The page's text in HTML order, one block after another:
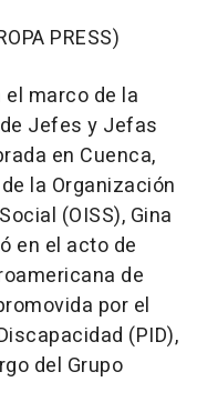
PRESS)
el marco de la
Jefes y Jefas
en Cuenca,
la Organización
(OISS), Gina
en el acto de
de
por el
(PID),
del Grupo